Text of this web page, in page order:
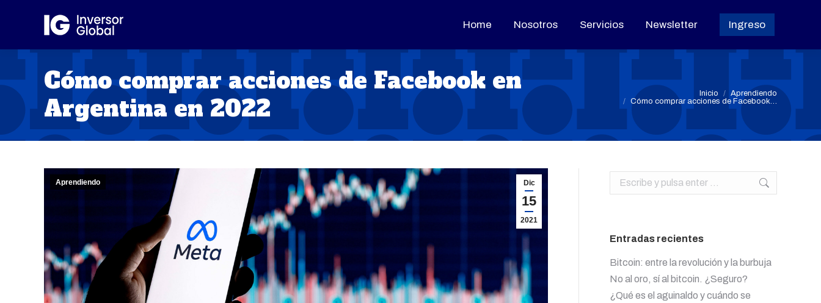
Home Nosotros Servicios Newsletter Ingreso
Cómo comprar acciones de Facebook en
Argentina en 2022
Estás aquí: Inicio
Aprendiendo
Cómo comprar acciones de Facebook…
Dic
15
2021
Aprendiendo Buscar:
Entradas recientes
Bitcoin: entre la revolución y la burbuja
No al oro, sí al bitcoin. ¿Seguro?
¿Qué es el aguinaldo y cuándo se
Home Nosotros Servicios Newsletter Ingreso